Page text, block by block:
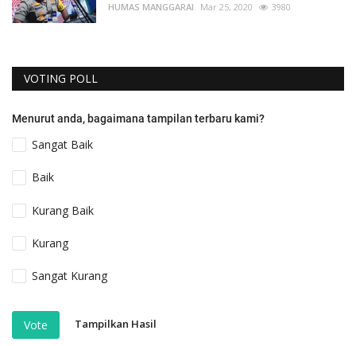
HUMAS MANGGARAI Mar 25, 2020 3980
VOTING POLL
Menurut anda, bagaimana tampilan terbaru kami?
Sangat Baik
Baik
Kurang Baik
Kurang
Sangat Kurang
Vote Tampilkan Hasil